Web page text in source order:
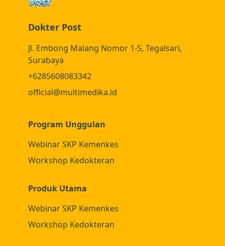
Dokter Post
Jl. Embong Malang Nomor 1-5, Tegalsari,
Surabaya
+6285608083342
official@multimedika.id
Program Unggulan
Webinar SKP Kemenkes
Workshop Kedokteran
Produk Utama
Webinar SKP Kemenkes
Workshop Kedokteran